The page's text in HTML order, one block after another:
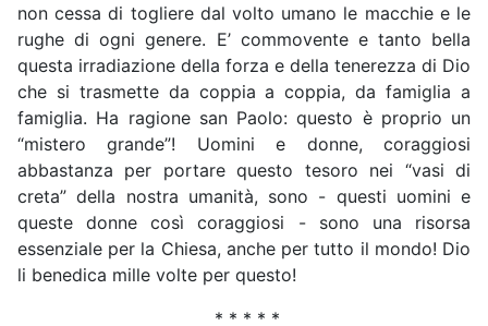
non cessa di togliere dal volto umano le macchie e le
rughe di ogni genere. E’ commovente e tanto bella
questa irradiazione della forza e della tenerezza di Dio
che si trasmette da coppia a coppia, da famiglia a
famiglia. Ha ragione san Paolo: questo è proprio un
“mistero grande”! Uomini e donne, coraggiosi
abbastanza per portare questo tesoro nei “vasi di
creta” della nostra umanità, sono - questi uomini e
queste donne così coraggiosi - sono una risorsa
essenziale per la Chiesa, anche per tutto il mondo! Dio
li benedica mille volte per questo!
* * * * *